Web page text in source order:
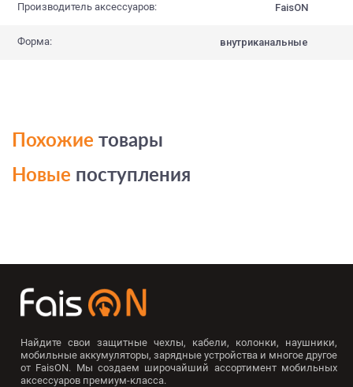
Производитель аксессуаров: FaisON
Форма: внутриканальные
Похожие товары
Новые поступления
Найдите свои защитные чехлы, кабели, колонки, наушники,
мобильные аккумуляторы, зарядные устройства и многое другое
от FaisON. Мы создаем широчайший ассортимент мобильных
аксессуаров премиум-класса.